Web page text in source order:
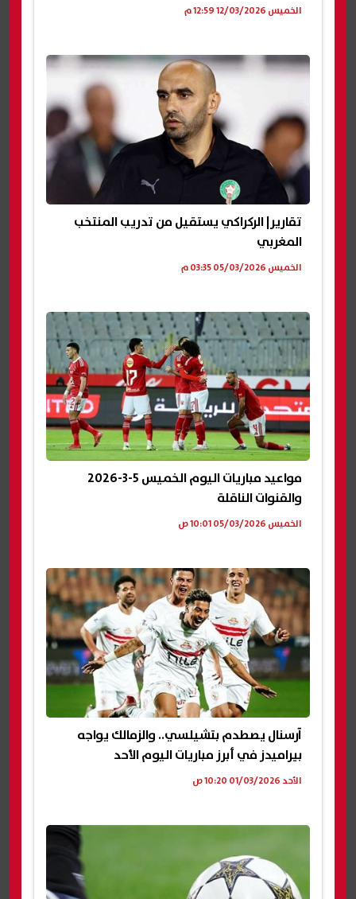
الخميس 12/03/2026 12:59 م
تقارير| الركراكي يستقيل من تدريب المنتخب
المغربي
الخميس 05/03/2026 03:35 م
مواعيد مباريات اليوم الخميس 5-3-2026
والقنوات الناقلة
الخميس 05/03/2026 10:01 ص
آرسنال يصطدم بتشيلسي.. والزمالك يواجه
بيراميدز في أبرز مباريات اليوم الأحد
الأحد 01/03/2026 10:20 ص